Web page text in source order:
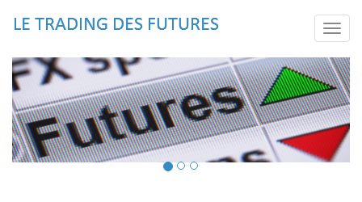
principal
Toggle